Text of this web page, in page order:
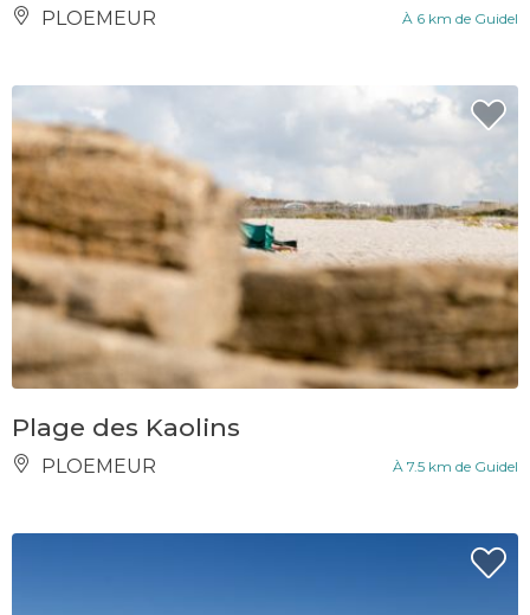
PLOEMEUR À 6 km de Guidel
Plage des Kaolins
PLOEMEUR À 7.5 km de Guidel